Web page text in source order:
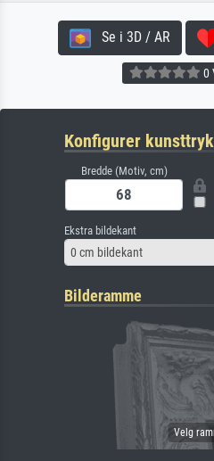
Se i 3D / AR
0
Konfigurer
Bredde (Motiv, cm)
Ekstra bildekant
0 cm bildekant
Bilderamme